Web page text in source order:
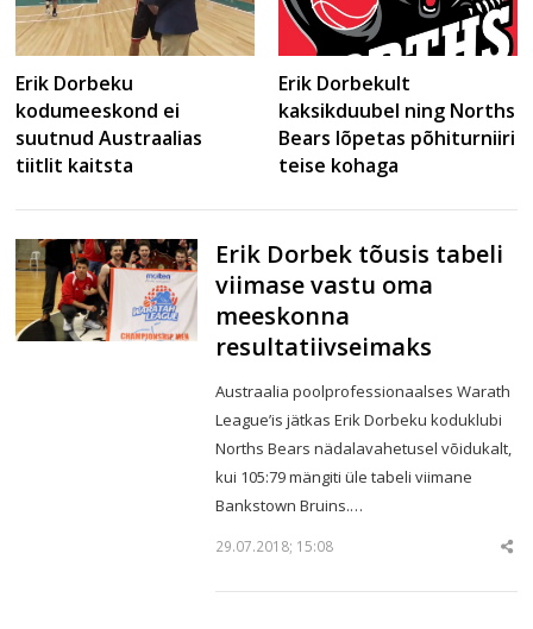
Erik Dorbeku
kodumeeskond ei
suutnud Austraalias
tiitlit kaitsta
Erik Dorbekult
kaksikduubel ning Norths
Bears lõpetas põhiturniiri
teise kohaga
Erik Dorbek tõusis tabeli
viimase vastu oma
meeskonna
resultatiivseimaks
Austraalia poolprofessionaalses Warath
League’is jätkas Erik Dorbeku koduklubi
Norths Bears nädalavahetusel võidukalt,
kui 105:79 mängiti üle tabeli viimane
Bankstown Bruins.…
29.07.2018; 15:08